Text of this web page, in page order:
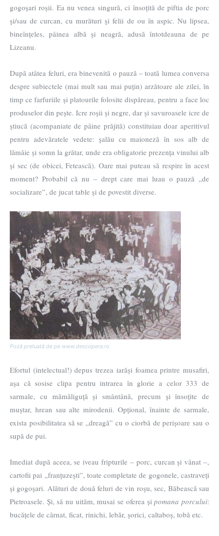
gogoșari roșii. Ea nu venea singură, ci însoțită de piftia de porc
şi/sau de curcan, cu murături şi felii de ou în aspic. Nu lipsea,
bineînțeles, pâinea albă și neagră, adusă întotdeauna de pe
Lizeanu.
După atâtea feluri, era binevenită o pauză – toată lumea conversa
despre subiectele (mai mult sau mai puțin) arzătoare ale zilei, în
timp ce farfuriile și platourile folosite dispăreau, pentru a face loc
produselor din pește. Icre roșii și negre, dar și savuroasele icre de
știucă (acompaniate de pâine prăjită) constituiau doar aperitivul
pentru adevăratele vedete: șalău cu maioneză în sos alb de
lămâie și somn la grătar, unde era obligatorie prezența vinului alb
și sec (de obicei, Fetească). Oare mai puteau să respire în acest
moment? Probabil că nu – drept care mai luau o pauză „de
socializare”, de jucat table și de povestit diverse.
Poză preluată de pe www.descopera.ro
Efortul (intelectual!) depus trezea iarăși foamea printre musafiri,
așa că sosise clipa pentru intrarea în glorie a celor 333 de
sarmale, cu mămăliguță și smântână, precum și însoțite de
muștar, hrean sau alte mirodenii. Opțional, înainte de sarmale,
exista posibilitatea să se „dreagă” cu o ciorbă de perișoare sau o
supă de pui.
Imediat după aceea, se iveau fripturile – porc, curcan și vânat –,
cartofii pai „franțuzești”, toate completate de gogonele, castraveți
și gogoșari. Alături de două feluri de vin roșu, sec, Băbească sau
Pietroasele. Și, să nu uităm, musai se oferea șipomana porcului:
bucățele de cârnat, ficat, rinichi, lebăr, șorici, caltaboș, tobă etc.